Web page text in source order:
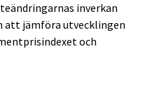
inverkan
att jämföra utvecklingen
och